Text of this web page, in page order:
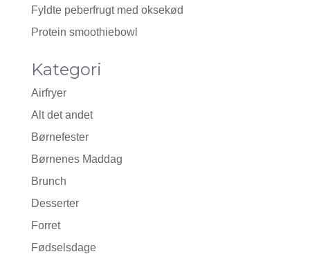
Fyldte peberfrugt med oksekød
Protein smoothiebowl
Kategori
Airfryer
Alt det andet
Børnefester
Børnenes Maddag
Brunch
Desserter
Forret
Fødselsdage